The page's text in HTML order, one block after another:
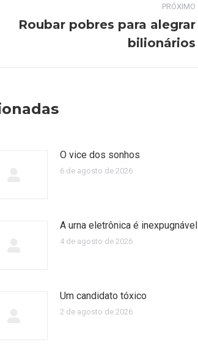
PRÓXIMO
Roubar pobres para alegrar
bilionários
O vice dos sonhos
6 de agosto de 2026
A urna eletrônica é inexpugnável
4 de agosto de 2026
Um candidato tóxico
2 de agosto de 2026